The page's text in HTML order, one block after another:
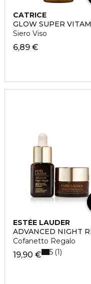
CATRICE
GLOW SUPER
Siero Viso
6,89 €
ESTÉE LAUDER
ADVANCED NIGHT
Cofanetto Regalo
19,90 € 5 1